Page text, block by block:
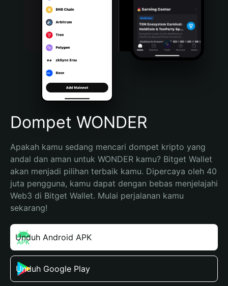
Português (Portugal)
Bahasa Indonesia
Português (Brasil)
Español (Argentina)
Dompet WONDER
Apakah kamu sedang mencari dompet kripto yang
andal dan aman untuk WONDER kamu? Bitget Wallet
akan menjadi pilihan terbaik kamu. Dipercaya oleh 40
juta pengguna, kamu dapat dengan bebas menjelajahi
Web3 di Bitget Wallet. Mulai perjalanan kamu
sekarang!
Unduh Android APK
Unduh Google Play